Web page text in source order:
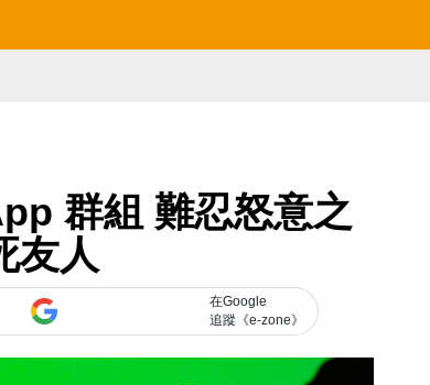
群組 難忍怒意之
友人
在Google
追蹤《e-zone》